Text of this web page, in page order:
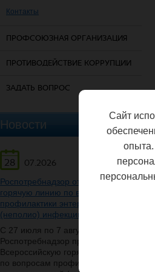
Контакты
ПРОФСОЮЗНАЯ ОРГАНИЗАЦИЯ
ПРОТИВОДЕЙСТВИЕ КОРРУПЦИИ
ЗАДАТЬ ВОПРОС
Новости
28
07.2026
Роспотребнадзор открывает
горячую линию по вопросам
профилактики энтеровирусной
(неполио) инфекции
С 27 июля по 7 августа
Роспотребнадзор проведет
Всероссийскую горячую линию
по вопросам профилактики
Сайт
опыта.